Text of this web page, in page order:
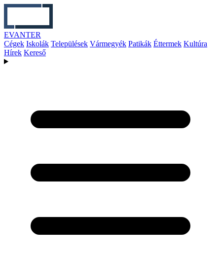
EVANTER
Cégek Iskolák Települések Vármegyék Patikák Éttermek Kultúra
Hírek Kereső